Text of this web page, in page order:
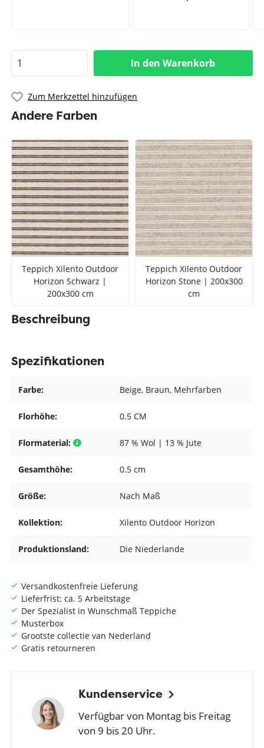
In den Warenkorb
Zum Merkzettel hinzufügen
Andere Farben
Teppich Xilento Outdoor
Horizon Schwarz |
200x300 cm
Teppich Xilento Outdoor
Horizon Stone | 200x300
cm
Versandkostenfreie Lieferung
Lieferfrist: ca. 5 Arbeitstage
Der Spezialist in Wunschmaß Teppiche
Musterbox
Grootste collectie van Nederland
Gratis retourneren
Kundenservice
Verfügbar von Montag bis Freitag
von 9 bis 20 Uhr.
Beschreibung
Spezifikationen
Farbe: Beige, Braun, Mehrfarben
Florhöhe: 0.5 CM
Flormaterial: 87 % Wol | 13 % Jute
Gesamthöhe: 0.5 cm
Größe: Nach Maß
Kollektion: Xilento Outdoor Horizon
Produktionsland: Die Niederlande